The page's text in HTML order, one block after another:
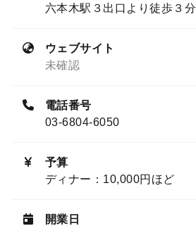
六本木駅３出口より徒歩３分
ウェブサイト
未確認
電話番号
03-6804-6050
予算
ディナー：10,000円ほど
開業日